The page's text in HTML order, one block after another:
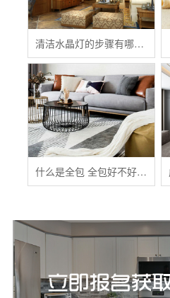
清洁水晶灯的步骤有哪些？
什么是全包 全包好不好 全包装修注意事项有哪些